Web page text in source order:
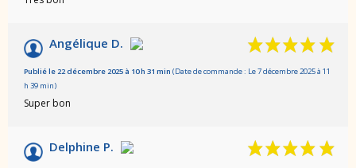
Angélique D.
Publié le 22 décembre 2025 à 10 h 31 min (Date de commande : Le 7 décembre 2025 à 11
h 39 min)
Super bon
Delphine P.